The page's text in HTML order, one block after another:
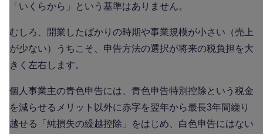
「いくらから」という基準はありません。
むしろ、開業したばかりの時期や事業規模が小さい（売上
が少ない）うちこそ、申告方法の選択が将来の税負担を大
きく左右します。
個人事業主の青色申告には、青色申告特別控除という税金
を減らせるメリット以外に赤字を翌年から最長3年間繰り
越せる「純損失の繰越控除」をはじめ、白色申告にはない